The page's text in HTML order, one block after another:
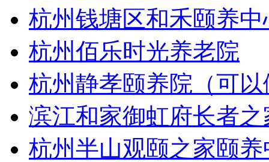
杭州钱塘区和禾颐养中
杭州佰乐时光养老院
杭州静孝颐养院（可
滨江和家御虹府长者之
杭州半山观颐之家颐养